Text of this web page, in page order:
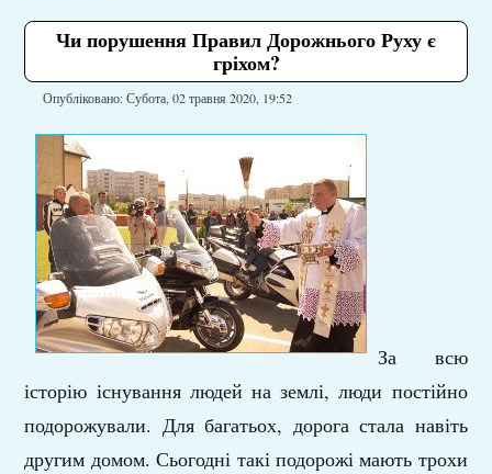
Чи порушення Правил Дорожнього Руху є
гріхом?
Опубліковано: Субота, 02 травня 2020, 19:52
За всю
історію існування людей на землі, люди постійно
подорожували. Для багатьох, дорога стала навіть
другим домом. Сьогодні такі подорожі мають трохи